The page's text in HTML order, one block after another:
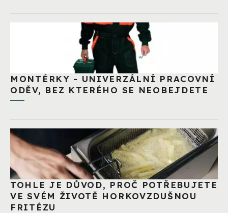
MONTÉRKY - UNIVERZÁLNÍ PRACOVNÍ
ODĚV, BEZ KTERÉHO SE NEOBEJDETE
TOHLE JE DŮVOD, PROČ POTŘEBUJETE
VE SVÉM ŽIVOTĚ HORKOVZDUŠNOU
FRITÉZU